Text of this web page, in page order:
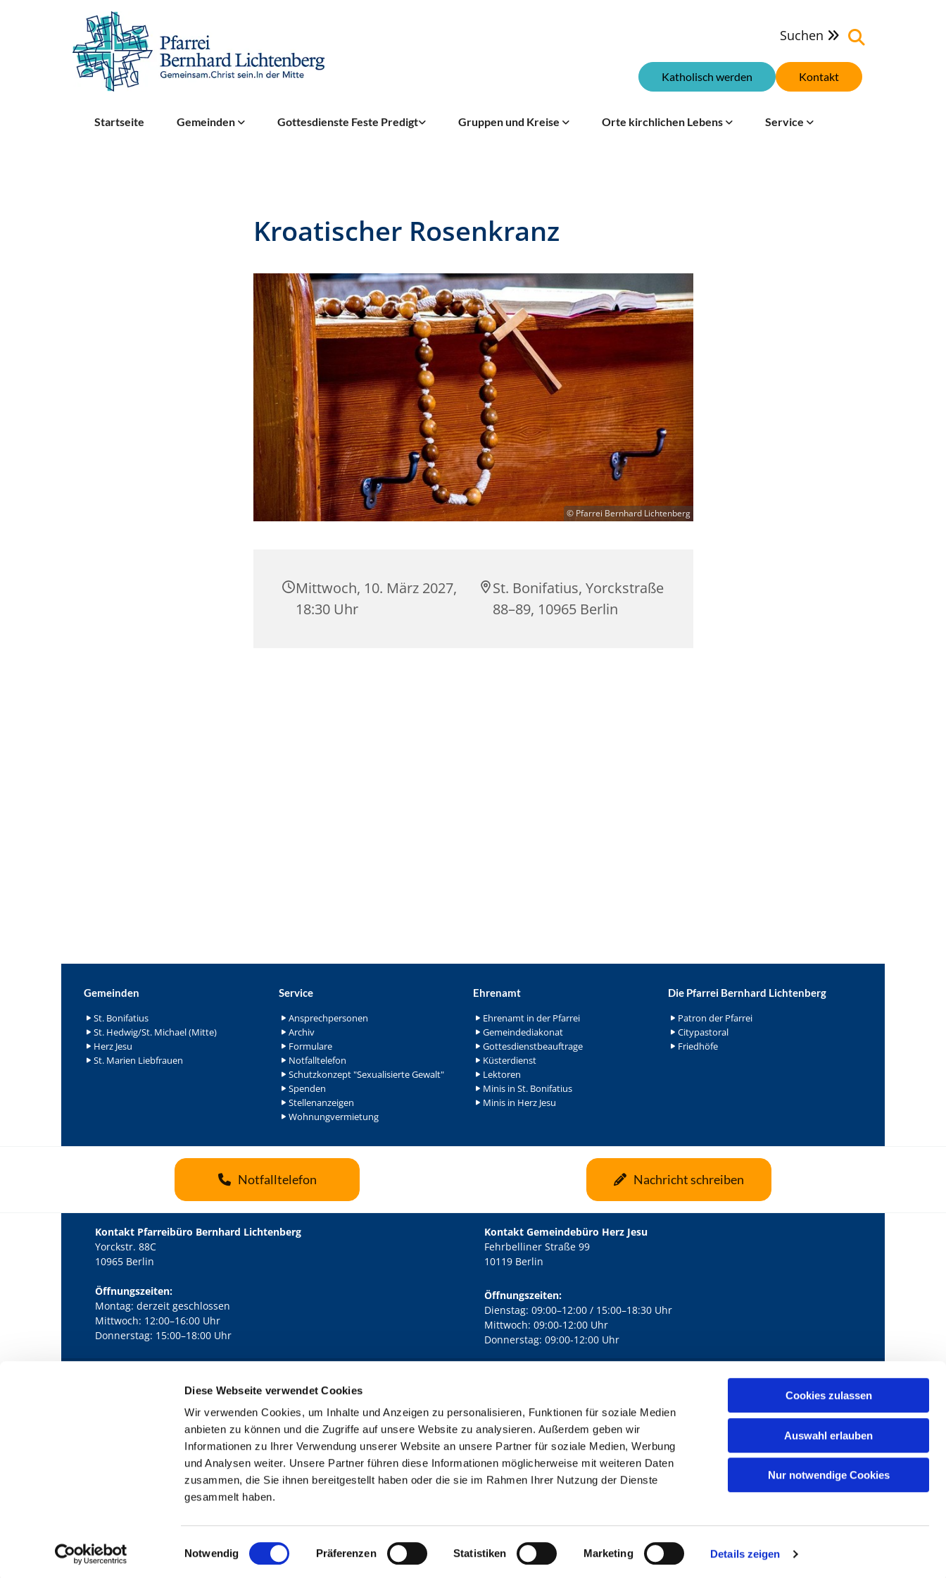
Diese Webseite verwendet Cookies
Wir verwenden Cookies, um Inhalte und Anzeigen zu personalisieren, Funktionen für soziale Medien
anbieten zu können und die Zugriffe auf unsere Website zu analysieren. Außerdem geben wir
Informationen zu Ihrer Verwendung unserer Website an unsere Partner für soziale Medien, Werbung
und Analysen weiter. Unsere Partner führen diese Informationen möglicherweise mit weiteren Daten
zusammen, die Sie ihnen bereitgestellt haben oder die sie im Rahmen Ihrer Nutzung der Dienste
gesammelt haben.
i
Notwendig Präferenzen Statistiken Marketing Details zeigen
Cookies zulassen
Auswahl erlauben
Nur notwendige Cookies
Suchen 
Kontakt
Katholisch werden
Startseite Gemeinden Gottesdienste Feste Predigt Gruppen und Kreise Orte kirchlichen Lebens Service
Kroatischer Rosenkranz
© Pfarrei Bernhard Lichtenberg
Mittwoch, 10. März 2027,
18:30 Uhr
St. Bonifatius, Yorckstraße
88–89, 10965 Berlin
Gemeinden
St. Bonifatius
St. Hedwig/St. Michael (Mitte)
Herz Jesu
St. Marien Liebfrauen
Service
Ansprechpersonen
Archiv
Formulare
Notfalltelefon
Schutzkonzept "Sexualisierte Gewalt"
Spenden
Stellenanzeigen
Wohnungvermietung
Ehrenamt
Ehrenamt in der Pfarrei
Gemeindediakonat
Gottesdienstbeauftrage
Küsterdienst
Lektoren
Minis in St. Bonifatius
Minis in Herz Jesu
Die Pfarrei Bernhard Lichtenberg
Patron der Pfarrei
Citypastoral
Friedhöfe
Notfalltelefon Nachricht schreiben
Kontakt Pfarreibüro Bernhard Lichtenberg
Yorckstr. 88C
10965 Berlin
Öffnungszeiten:
Montag: derzeit geschlossen
Mittwoch: 12:00–16:00 Uhr
Donnerstag: 15:00–18:00 Uhr
Kontakt Gemeindebüro Herz Jesu
Fehrbelliner Straße 99
10119 Berlin
Öffnungszeiten:
Dienstag: 09:00–12:00 / 15:00–18:30 Uhr
Mittwoch: 09:00-12:00 Uhr
Donnerstag: 09:00-12:00 Uhr
Kath. Kirchengemeinde Pfarrei Bernhard Lichtenberg Berlin-Mitte · Yorckstr. 88C, 10965 Berlin mail@bernhard-lichtenberg.berlin
Kontaktinformationen Impressum